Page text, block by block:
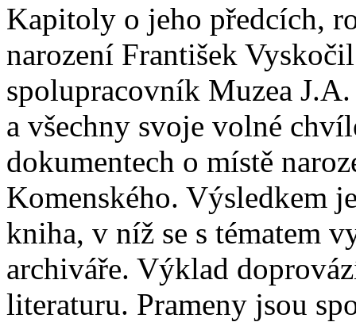
Kapitoly o jeho předcích,
narození František
spolupracovník Muzea
a všechny svoje volné
dokumentech o místě
Komenského. Výsledkem
kniha, v níž se s tématem
archiváře. Výklad
literaturu. Prameny jsou